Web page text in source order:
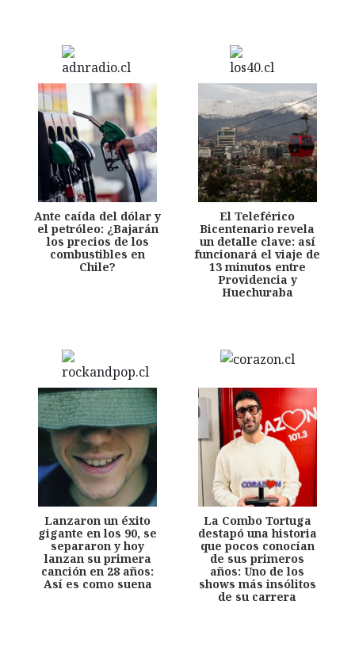
Ante caída del dólar y
el petróleo: ¿Bajarán
los precios de los
combustibles en
Chile?
El Teleférico
Bicentenario revela
un detalle clave: así
funcionará el viaje de
13 minutos entre
Providencia y
Huechuraba
Lanzaron un éxito
gigante en los 90, se
separaron y hoy
lanzan su primera
canción en 28 años:
Así es como suena
La Combo Tortuga
destapó una historia
que pocos conocían
de sus primeros
años: Uno de los
shows más insólitos
de su carrera